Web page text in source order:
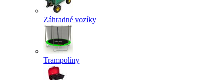
Záhradné vozíky
Trampolíny